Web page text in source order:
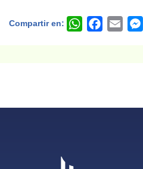
Compartir en: WhatsAppFacebook
Email